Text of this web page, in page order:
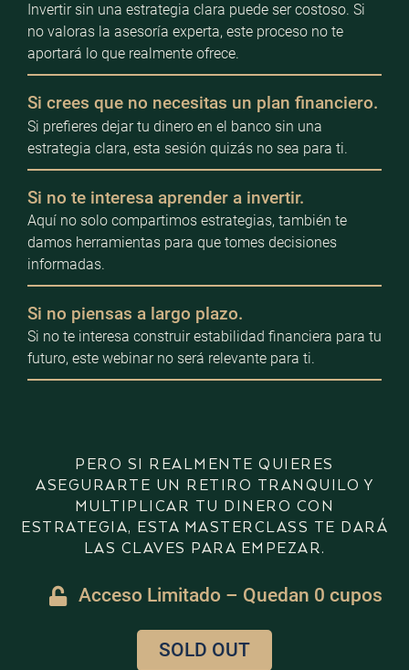
Invertir sin una estrategia clara puede ser costoso. Si
no valoras la asesoría experta, este proceso no te
aportará lo que realmente ofrece.
Si crees que no necesitas un plan financiero.
Si prefieres dejar tu dinero en el banco sin una
estrategia clara, esta sesión quizás no sea para ti.
Si no te interesa aprender a invertir.
Aquí no solo compartimos estrategias, también te
damos herramientas para que tomes decisiones
informadas.
Si no piensas a largo plazo.
Si no te interesa construir estabilidad financiera para tu
futuro, este webinar no será relevante para ti.
PERO SI REALMENTE QUIERES
ASEGURARTE UN RETIRO TRANQUILO Y
MULTIPLICAR TU DINERO CON
ESTRATEGIA, ESTA MASTERCLASS TE DARÁ
LAS CLAVES PARA EMPEZAR.
Acceso Limitado – Quedan 0 cupos
SOLD OUT